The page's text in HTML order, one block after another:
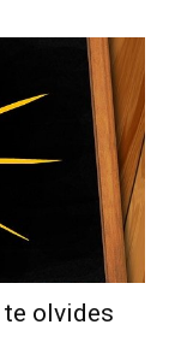
te olvides